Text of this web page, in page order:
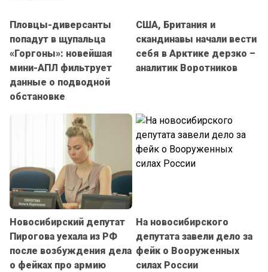
Пловцы-диверсанты
попадут в щупальца
«Горгоны»: новейшая
мини-АПЛ фильтрует
данные о подводной
обстановке
США, Британия и
скандинавы начали вести
себя в Арктике дерзко –
аналитик Воротников
Новосибирский депутат
Пирогова уехала из РФ
после возбуждения дела
о фейках про армию
На новосибирского
депутата завели дело за
фейк о Вооруженных
силах России